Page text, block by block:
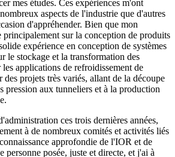
mes études. Ces expériences m'ont
aspects de l'industrie que d'autres
d'appréhender. Bien que mon
principalement sur la conception de produits
expérience en conception de systèmes
le stockage et la transformation des
applications de refroidissement de
des projets très variés, allant de la découpe
pression aux tunneliers et à la production
ces trois dernières années,
à de nombreux comités et activités liés
approfondie de l'IOR et de
personne posée, juste et directe, et j'ai à